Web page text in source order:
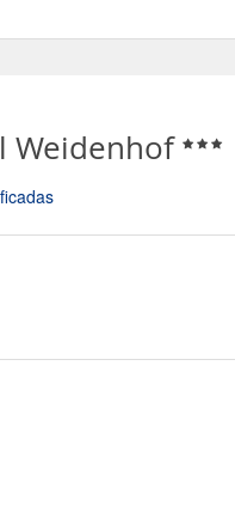
Weidenhof